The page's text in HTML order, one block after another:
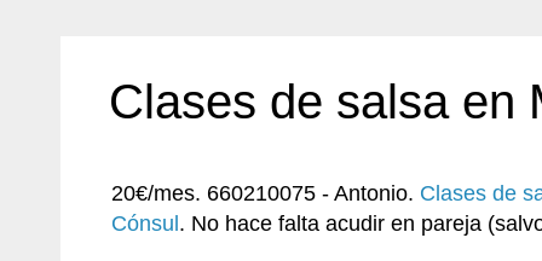
Clases de salsa en
20€/mes. 660210075 - Antonio. Clases de
Cónsul . No hace falta acudir en pareja